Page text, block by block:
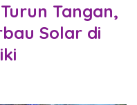
Tangan,
Solar di